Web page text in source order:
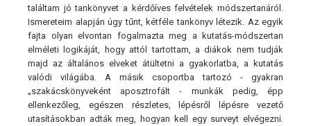
találtam jó tankönyvet a kérdőíves felvételek módszertanáról.
Ismereteim alapján úgy tűnt, kétféle tankönyv létezik. Az egyik
fajta olyan elvontan fogalmazta meg a kutatás-módszertan
elméleti logikáját, hogy attól tartottam, a diákok nem tudják
majd az általános elveket átültetni a gyakorlatba, a kutatás
valódi világába. A másik csoportba tartozó - gyakran
„szakácskönyveként aposztrofált - munkák pedig, épp
ellenkezőleg, egészen részletes, lépésről lépésre vezető
utasításokban adták meg, hogyan kell egy surveyt elvégezni.